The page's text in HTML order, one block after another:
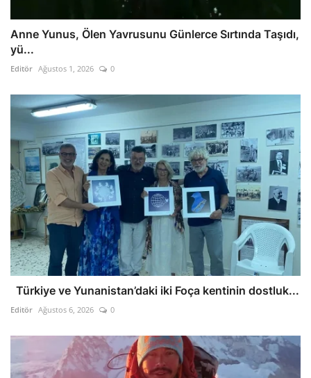
Anne Yunus, Ölen Yavrusunu Günlerce Sırtında Taşıdı,
yü...
Editör Ağustos 1, 2026 0
Türkiye ve Yunanistan’daki iki Foça kentinin dostluk...
Editör Ağustos 6, 2026 0